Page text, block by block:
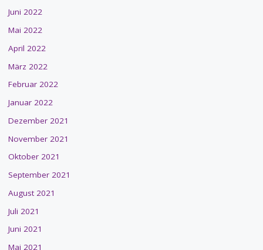
Juni 2022
Mai 2022
April 2022
März 2022
Februar 2022
Januar 2022
Dezember 2021
November 2021
Oktober 2021
September 2021
August 2021
Juli 2021
Juni 2021
Mai 2021